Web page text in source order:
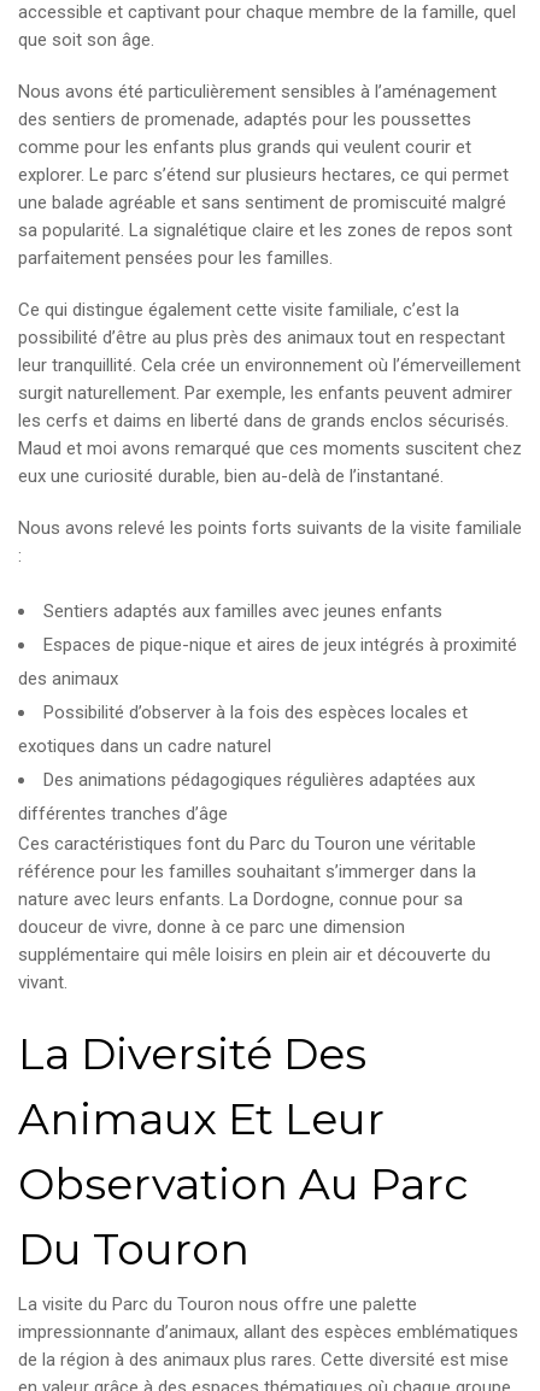
accessible et captivant pour chaque membre de la famille, quel
que soit son âge.
Nous avons été particulièrement sensibles à l’aménagement
des sentiers de promenade, adaptés pour les poussettes
comme pour les enfants plus grands qui veulent courir et
explorer. Le parc s’étend sur plusieurs hectares, ce qui permet
une balade agréable et sans sentiment de promiscuité malgré
sa popularité. La signalétique claire et les zones de repos sont
parfaitement pensées pour les familles.
Ce qui distingue également cette visite familiale, c’est la
possibilité d’être au plus près des animaux tout en respectant
leur tranquillité. Cela crée un environnement où l’émerveillement
surgit naturellement. Par exemple, les enfants peuvent admirer
les cerfs et daims en liberté dans de grands enclos sécurisés.
Maud et moi avons remarqué que ces moments suscitent chez
eux une curiosité durable, bien au-delà de l’instantané.
Nous avons relevé les points forts suivants de la visite familiale
:
Sentiers adaptés aux familles avec jeunes enfants
Espaces de pique-nique et aires de jeux intégrés à proximité
des animaux
Possibilité d’observer à la fois des espèces locales et
exotiques dans un cadre naturel
Des animations pédagogiques régulières adaptées aux
différentes tranches d’âge
Ces caractéristiques font du Parc du Touron une véritable
référence pour les familles souhaitant s’immerger dans la
nature avec leurs enfants. La Dordogne, connue pour sa
douceur de vivre, donne à ce parc une dimension
supplémentaire qui mêle loisirs en plein air et découverte du
vivant.
La Diversité Des
Animaux Et Leur
Observation Au Parc
Du Touron
La visite du Parc du Touron nous offre une palette
impressionnante d’animaux, allant des espèces emblématiques
de la région à des animaux plus rares. Cette diversité est mise